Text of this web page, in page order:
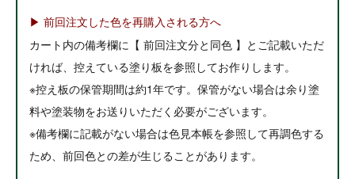
▶ 前回注文した色を再購入される方へ
カート内の備考欄に【 前回注文分と同色 】とご記載いただ
ければ、控えている塗り板を参照してお作りします。
※控え板の保管期間は約1年です。保管がない場合は余り塗
料や塗装物をお送りいただく必要がございます。
※備考欄に記載がない場合は色見本帳を参照して再調色する
ため、前回色との差が生じることがあります。